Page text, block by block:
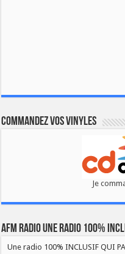
Commandez vos vinyles
Je
AFM RADIO UNE RADIO 100%
Une radio 100% INCLUSIF QUI